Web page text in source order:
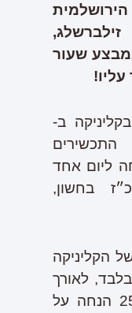
זילברשלג,
שעור
ב-
התכשירים
ב- 25% הנחה ליום אחד
בחשון,
הקליניקה
לאורך
כל שעות היום והערב. 25% הנחה על